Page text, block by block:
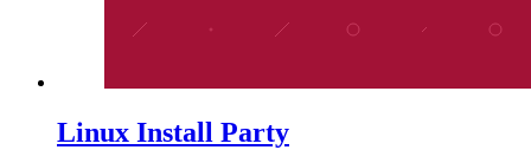
Linux Install Party